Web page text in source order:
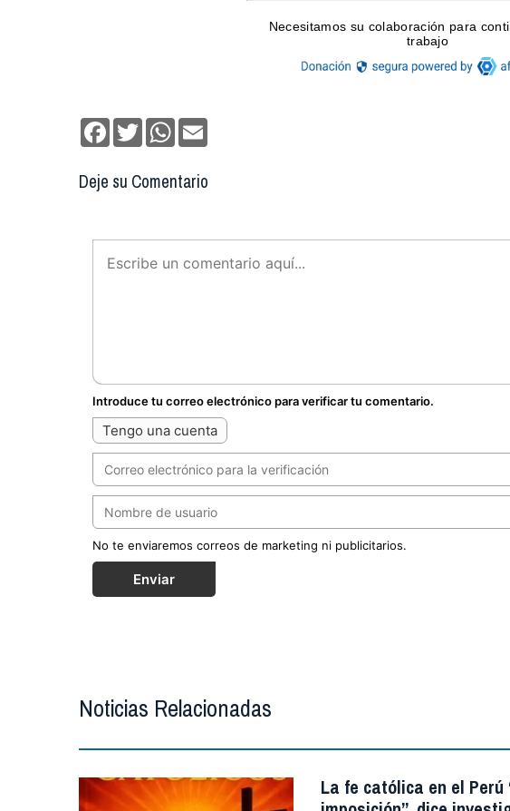
Facebook
TwitterWhatsApp
Deje su Comentario
Introduce tu correo electrónico para verificar tu comentario.
Tengo una cuenta
No te enviaremos correos de marketing ni publicitarios.
Enviar
Noticias Relacionadas
La fe católica en el